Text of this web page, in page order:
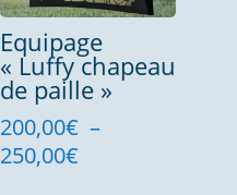
Equipage
« Luffy chapeau
de paille »
200,00€ –
250,00€Plage